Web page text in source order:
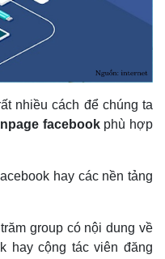
nhiều cách để chúng ta
facebookphù hợp
hay các nền tảng
group có nội dung về
hay cộng tác viên đăng